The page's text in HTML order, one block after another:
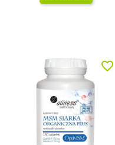
favorite_border